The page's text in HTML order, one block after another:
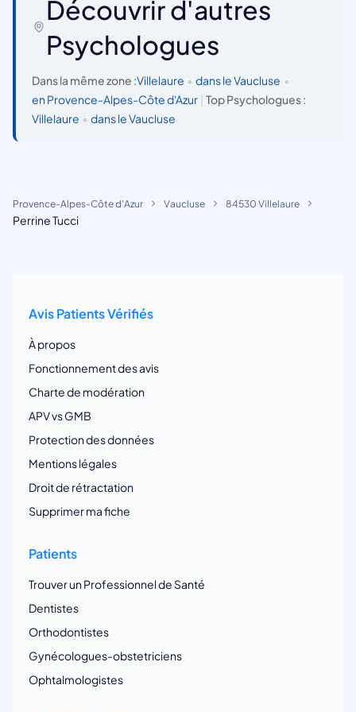
Découvrir d'autres
Psychologues
Dans la même zone :Villelaure • dans le Vaucluse •
en Provence-Alpes-Côte d'Azur
Top Psychologues :
Villelaure • dans le Vaucluse
Provence-Alpes-Côte d'Azur Vaucluse 84530 Villelaure
Perrine Tucci
Avis Patients Vérifiés
À propos
Fonctionnement des avis
Charte de modération
APV vs GMB
Protection des données
Mentions légales
Droit de rétractation
Supprimer ma fiche
Patients
Trouver un Professionnel de Santé
Dentistes
Orthodontistes
Gynécologues-obstetriciens
Ophtalmologistes